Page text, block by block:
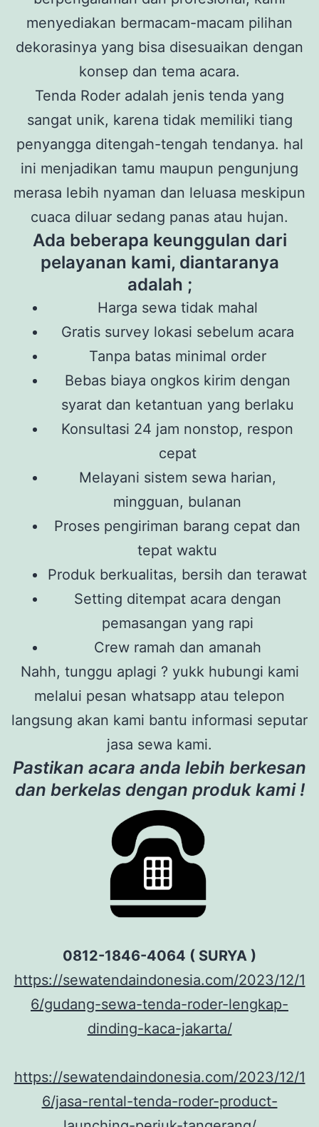
menyediakan bermacam-macam pilihan
dekorasinya yang bisa disesuaikan dengan
konsep dan tema acara.
Tenda Roder adalah jenis tenda yang
sangat unik, karena tidak memiliki tiang
penyangga ditengah-tengah tendanya. hal
ini menjadikan tamu maupun pengunjung
merasa lebih nyaman dan leluasa meskipun
cuaca diluar sedang panas atau hujan.
Ada beberapa keunggulan dari
pelayanan kami, diantaranya
adalah ;
Harga sewa tidak mahal
Gratis survey lokasi sebelum acara
Tanpa batas minimal order
Bebas biaya ongkos kirim dengan
syarat dan ketantuan yang berlaku
Konsultasi 24 jam nonstop, respon
cepat
Melayani sistem sewa harian,
mingguan, bulanan
Proses pengiriman barang cepat dan
tepat waktu
Produk berkualitas, bersih dan terawat
Setting ditempat acara dengan
pemasangan yang rapi
Crew ramah dan amanah
Nahh, tunggu aplagi ? yukk hubungi kami
melalui pesan whatsapp atau telepon
langsung akan kami bantu informasi seputar
jasa sewa kami.
Pastikan acara anda lebih berkesan
dan berkelas dengan produk kami !
0812-1846-4064 ( SURYA )
https://sewatendaindonesia.com/2023/12/1
6/gudang-sewa-tenda-roder-lengkap-
dinding-kaca-jakarta/
https://sewatendaindonesia.com/2023/12/1
6/jasa-rental-tenda-roder-product-